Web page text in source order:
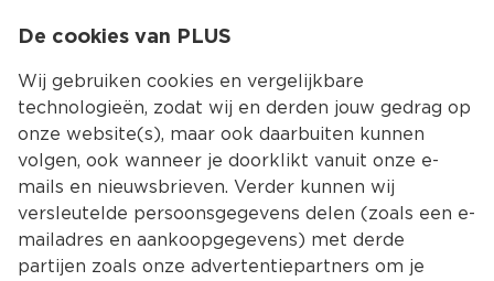
Kies jouw
Terug Producten
De cookies van PLUS
Wij gebruiken cookies en vergelijkbare
technologieën, zodat wij en derden jouw gedrag op
onze website(s), maar ook daarbuiten kunnen
volgen, ook wanneer je doorklikt vanuit onze e-
mails en nieuwsbrieven. Verder kunnen wij
versleutelde persoonsgegevens delen (zoals een e-
mailadres en aankoopgegevens) met derde
partijen zoals onze advertentiepartners om je